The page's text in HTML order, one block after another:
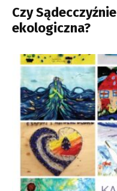
Czy
ekologiczna?